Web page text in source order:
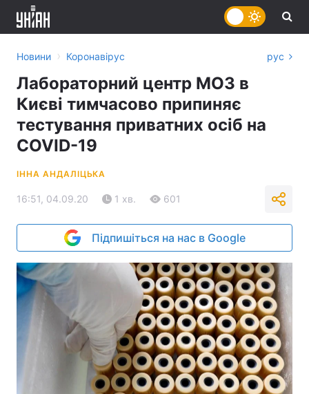
Новини › Коронавірус рус
Лабораторний центр МОЗ в
Києві тимчасово припиняє
тестування приватних осіб на
COVID-19
ІННА АНДАЛІЦЬКА
16:51, 04.09.20 1 хв. 601
Підпишіться на нас в Google